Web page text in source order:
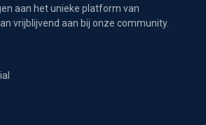
aan het unieke platform van
vrijblijvend aan bij onze community.